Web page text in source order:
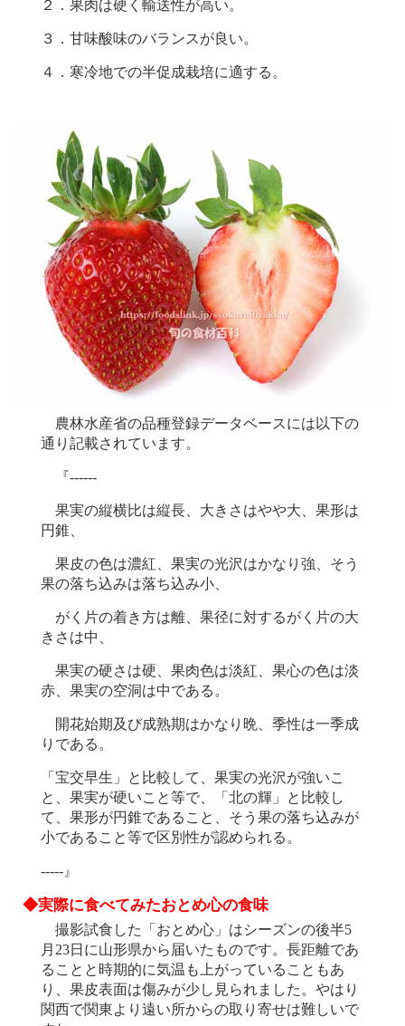
２．果肉は硬く輸送性が高い。
３．甘味酸味のバランスが良い。
４．寒冷地での半促成栽培に適する。
農林水産省の品種登録データベースには以下の
通り記載されています。
『------
果実の縦横比は縦長、大きさはやや大、果形は
円錐、
果皮の色は濃紅、果実の光沢はかなり強、そう
果の落ち込みは落ち込み小、
がく片の着き方は離、果径に対するがく片の大
きさは中、
果実の硬さは硬、果肉色は淡紅、果心の色は淡
赤、果実の空洞は中である。
開花始期及び成熟期はかなり晩、季性は一季成
りである。
「宝交早生」と比較して、果実の光沢が強いこ
と、果実が硬いこと等で、「北の輝」と比較し
て、果形が円錐であること、そう果の落ち込みが
小であること等で区別性が認められる。
-----』
◆実際に食べてみたおとめ心の食味
撮影試食した「おとめ心」はシーズンの後半5
月23日に山形県から届いたものです。長距離であ
ることと時期的に気温も上がっていることもあ
り、果皮表面は傷みが少し見られました。やはり
関西で関東より遠い所からの取り寄せは難しいで